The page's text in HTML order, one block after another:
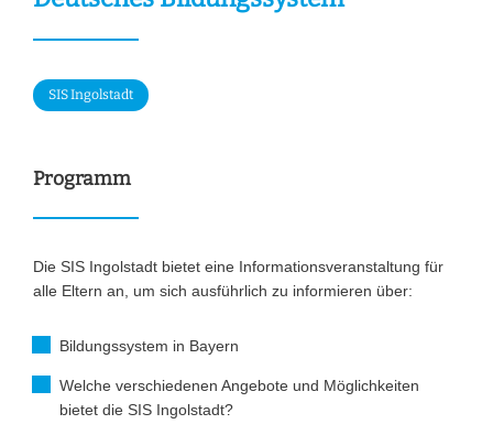
SIS Ingolstadt
Programm
Die SIS Ingolstadt bietet eine Informationsveranstaltung für
alle Eltern an, um sich ausführlich zu informieren über:
Bildungssystem in Bayern
Welche verschiedenen Angebote und Möglichkeiten
bietet die SIS Ingolstadt?